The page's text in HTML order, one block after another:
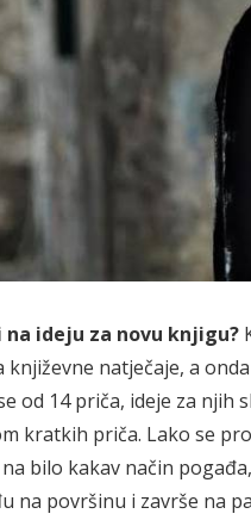
na ideju za novu knjigu?
književne natječaje, a
od 14 priča, ideje za
kratkih priča. Lako se
bilo kakav način
na površinu i završe na